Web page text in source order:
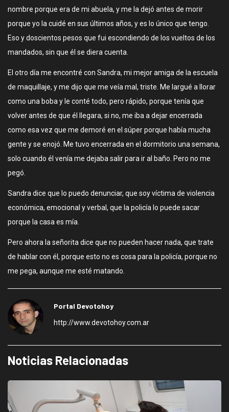
nombre porque era de mi abuela, y me la dejó antes de morir
porque yo la cuidé en sus últimos años, y es lo único que tengo.
Eso y doscientos pesos que fui escondiendo de los vueltos de los
mandados, sin que él se diera cuenta.
El otro día me encontré con Sandra, mi mejor amiga de la escuela
de maquillaje, y me dijo que me veía mal, triste. Me largué a llorar
como una boba y le conté todo, pero rápido, porque tenía que
volver antes de que él llegara, si no, me iba a dejar encerrada
como esa vez que me demoré en el súper porque había mucha
gente y se enojó. Me tuvo encerrada en el dormitorio una semana,
solo cuando él venía me dejaba salir para ir al baño. Pero no me
pegó.
Sandra dice que lo puedo denunciar, que soy víctima de violencia
económica, emocional y verbal, que la policía lo puede sacar
porque la casa es mía.
Pero ahora la señorita dice que no pueden hacer nada, que trate
de hablar con él, porque esto no es cosa para la policía, porque no
me pega, aunque me esté matando.
Portal Devotohoy
http://www.devotohoy.com.ar
Noticias Relacionadas